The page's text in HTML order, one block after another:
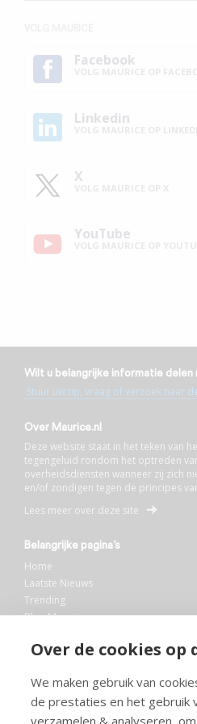
Over de cookies op
We maken gebruik van
de prestaties en het gebruik
verzamelen & analyseren,
Facebook
Linkedin
X
YouTube
Wilt u belangrijke informatie delen
Stuur uw tip, vraag of verzoek naar
Over Maurice.nl
Deze website staat in het teken van
tegengeluid rondom het optreden
overheidsdiensten wanneer zij zich
en/of zondigen tegen de principes
Lees meer over deze site
Belangrijke pagina’s
Home
Laatste Nieuws
Trending
Blog Maurice
Bibliotheek
Info en service
FAQ